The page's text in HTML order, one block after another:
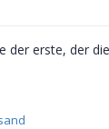
der erste, der